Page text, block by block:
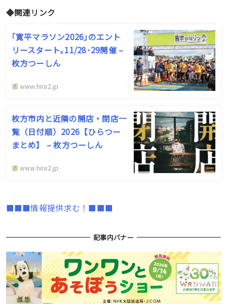
◆関連リンク
｢寛平マラソン2026｣のエント
リースタート｡11/28･29開催 –
枚方つーしん
www.hira2.jp
枚方市内と近隣の開店・閉店一
覧（日付順）2026【ひらつー
まとめ】 – 枚方つーしん
www.hira2.jp
■■■情報提供求む！■■■
記事内バナー